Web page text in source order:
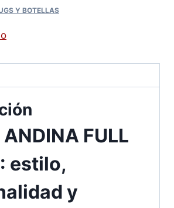
Y BOTELLAS
FULL
estilo,
y